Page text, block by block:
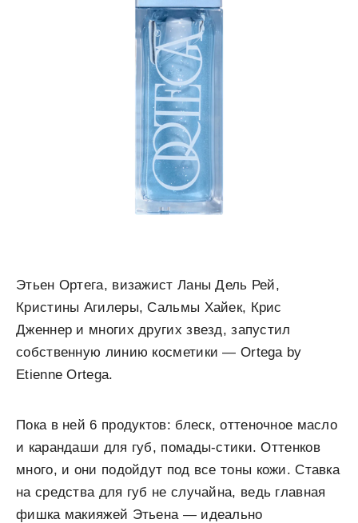
Этьен Ортега, визажист Ланы Дель Рей,
Кристины Агилеры, Сальмы Хайек, Крис
Дженнер и многих других звезд, запустил
собственную линию косметики — Ortega by
Etienne Ortega.
Пока в ней 6 продуктов: блеск, оттеночное масло
и карандаши для губ, помады-стики. Оттенков
много, и они подойдут под все тоны кожи. Ставка
на средства для губ не случайна, ведь главная
фишка макияжей Этьена — идеально